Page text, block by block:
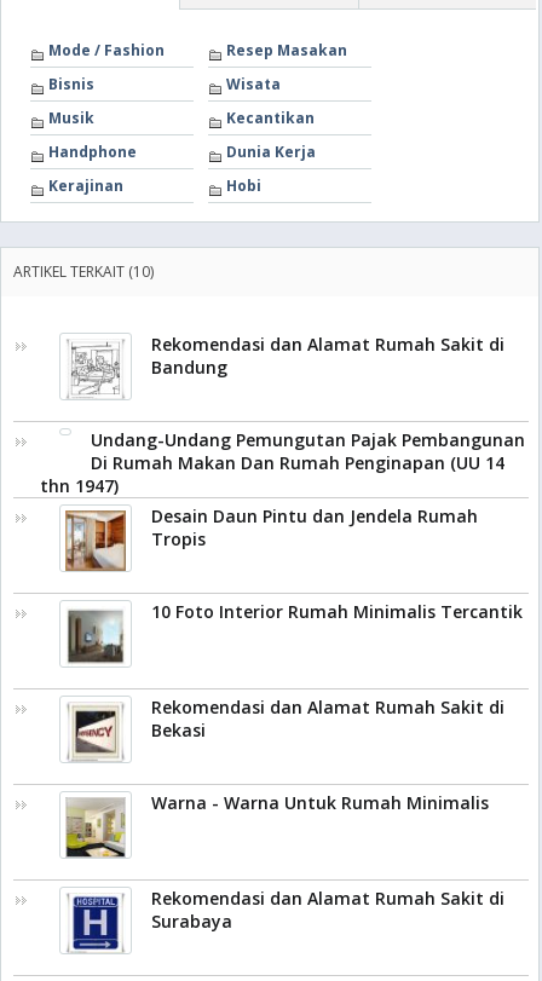
Mode / Fashion
Resep Masakan
Bisnis
Wisata
Musik
Kecantikan
Handphone
Dunia Kerja
Kerajinan
Hobi
ARTIKEL TERKAIT (10)
Rekomendasi dan Alamat Rumah Sakit di
Bandung
Undang-Undang Pemungutan Pajak Pembangunan
Di Rumah Makan Dan Rumah Penginapan (UU 14
thn 1947)
Desain Daun Pintu dan Jendela Rumah
Tropis
10 Foto Interior Rumah Minimalis Tercantik
Rekomendasi dan Alamat Rumah Sakit di
Bekasi
Warna - Warna Untuk Rumah Minimalis
Rekomendasi dan Alamat Rumah Sakit di
Surabaya